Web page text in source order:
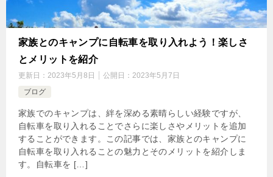
家族とのキャンプに自転車を取り入れよう！楽しさ
とメリットを紹介
更新日： 2023年5月8日 公開日： 2023年5月7日
ブログ
家族でのキャンプは、絆を深める素晴らしい経験ですが、
自転車を取り入れることでさらに楽しさやメリットを追加
することができます。この記事では、家族とのキャンプに
自転車を取り入れることの魅力とそのメリットを紹介しま
す。自転車を […]